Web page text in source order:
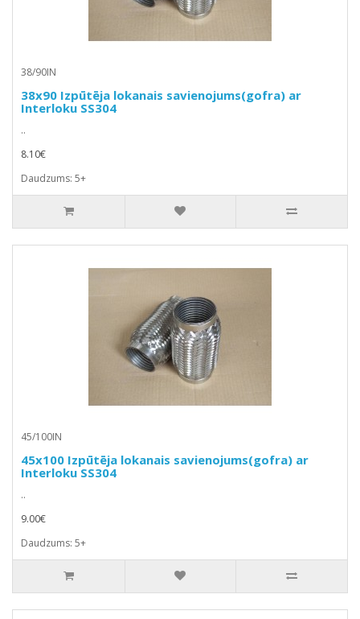
38/90IN
38x90 Izpūtēja lokanais savienojums(gofra) ar
Interloku SS304
..
8.10€
Daudzums: 5+
45/100IN
45x100 Izpūtēja lokanais savienojums(gofra) ar
Interloku SS304
..
9.00€
Daudzums: 5+